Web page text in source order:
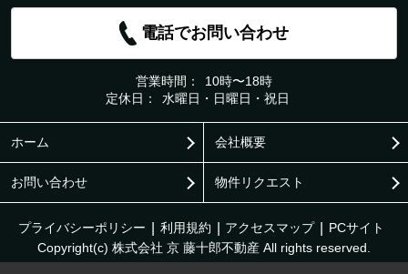
電話でお問い合わせ
営業時間：
10時〜18時
定休日：
水曜日・日曜日・祝日
ホーム 会社概要
お問い合わせ 物件リクエスト
プライバシーポリシー 利用規約 アクセスマップ
PCサイト
Copyright(c) 株式会社 京 藤十郎不動産 All rights reserved.